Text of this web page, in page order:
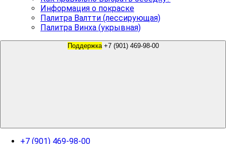
Информация о покраске
Палитра Валтти (лессирующая)
Палитра Винха (укрывная)
Поддержка +7 (901) 469-98-00
+7 (901) 469-98-00